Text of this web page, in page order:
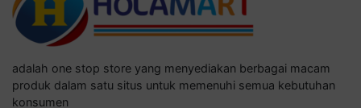
adalah one stop store yang menyediakan berbagai macam
produk dalam satu situs untuk memenuhi semua kebutuhan
konsumen